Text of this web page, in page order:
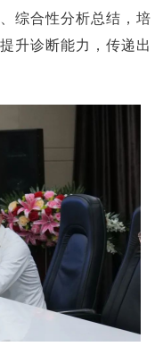
综合性分析总结，培
升诊断能力，传递出